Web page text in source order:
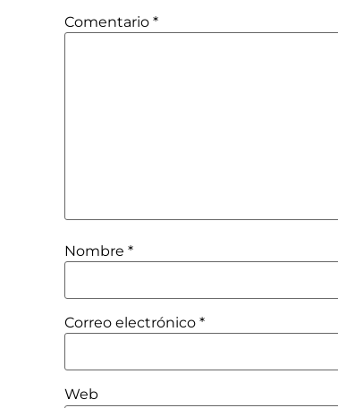
Comentario *
Nombre *
Correo electrónico *
Web